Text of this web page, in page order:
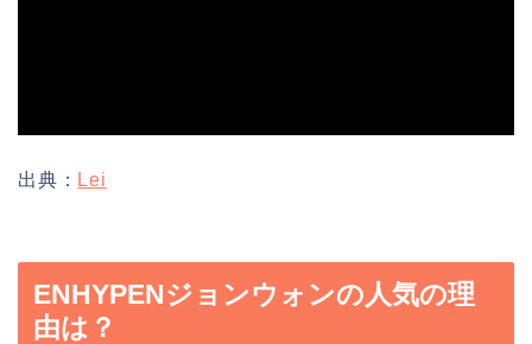
出典： Lei
ENHYPENジョンウォンの人気の理
由は？